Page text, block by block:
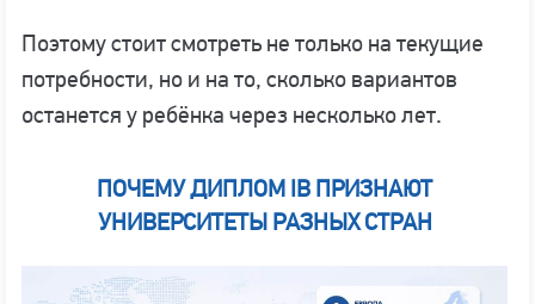
Поэтому стоит смотреть не только на текущие
потребности, но и на то, сколько вариантов
останется у ребёнка через несколько лет.
ПОЧЕМУ ДИПЛОМ IB ПРИЗНАЮТ
УНИВЕРСИТЕТЫ РАЗНЫХ СТРАН